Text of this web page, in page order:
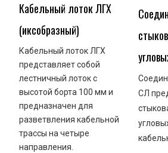
Кабельный лоток ЛГХ
(иксобразный)
Кабельный лоток ЛГХ
представляет собой
лестничный лоток с
высотой борта 100 мм и
предназначен для
разветвления кабельной
трассы на четыре
направления.
СЛ